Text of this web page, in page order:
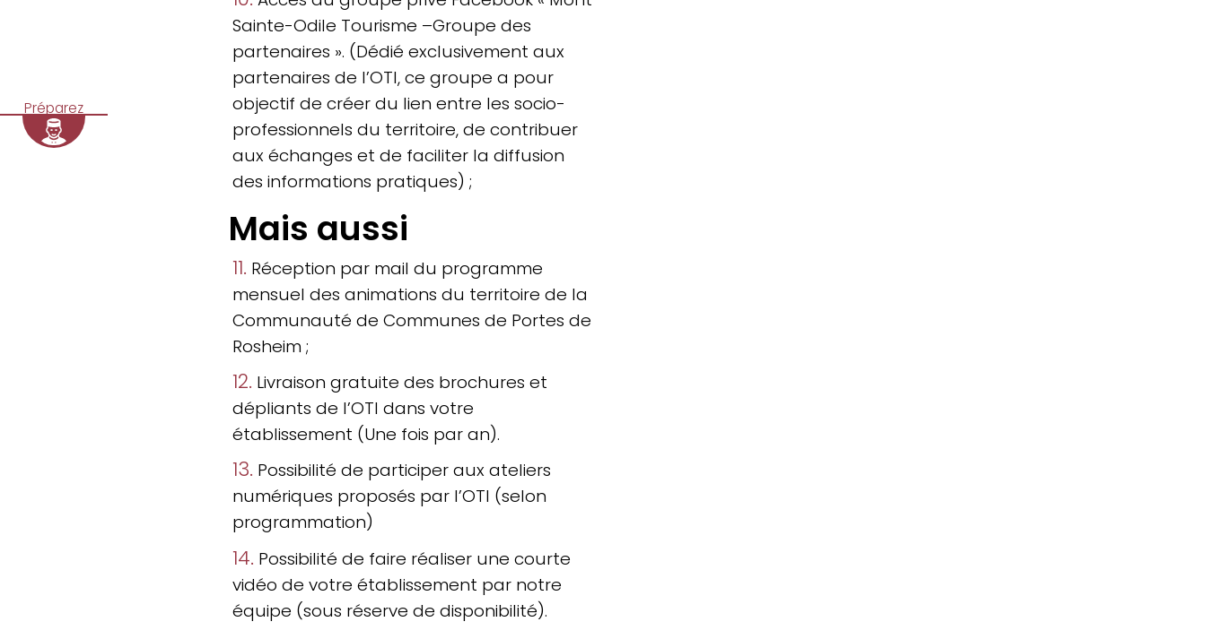
Préparez
Sainte-Odile Tourisme –Groupe des
partenaires ». (Dédié exclusivement aux
partenaires de l’OTI, ce groupe a pour
objectif de créer du lien entre les socio-
professionnels du territoire, de contribuer
aux échanges et de faciliter la diffusion
des informations pratiques) ;
Mais aussi
11. Réception par mail du programme
mensuel des animations du territoire de la
Communauté de Communes de Portes de
Rosheim ;
12. Livraison gratuite des brochures et
dépliants de l’OTI dans votre
établissement (Une fois par an).
13. Possibilité de participer aux ateliers
numériques proposés par l’OTI (selon
programmation)
14. Possibilité de faire réaliser une courte
vidéo de votre établissement par notre
équipe (sous réserve de disponibilité).